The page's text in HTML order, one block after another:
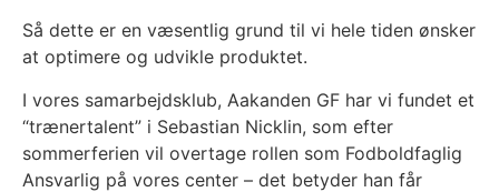
Så dette er en væsentlig grund til vi hele tiden ønsker
at optimere og udvikle produktet.
I vores samarbejdsklub, Aakanden GF har vi fundet et
“trænertalent” i Sebastian Nicklin, som efter
sommerferien vil overtage rollen som Fodboldfaglig
Ansvarlig på vores center – det betyder han får